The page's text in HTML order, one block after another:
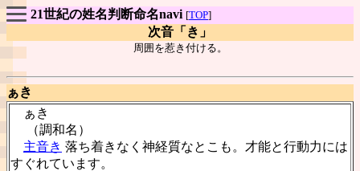
21世紀の姓名判断命名navi [TOP]
次音「き」
周囲を惹き付ける。
ぁき
ぁき
（調和名）
主音き 落ち着きなく神経質なとこも。才能と行動力には
すぐれています。